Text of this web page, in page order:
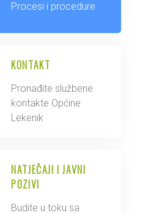
Procesi i procedure
KONTAKT
Pronađite službene
kontakte Općine
Lekenik
NATJEČAJI I JAVNI
POZIVI
Budite u toku sa